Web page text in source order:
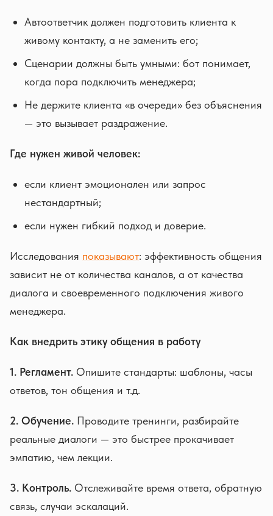
Автоответчик должен подготовить клиента к
живому контакту, а не заменить его;
Сценарии должны быть умными: бот понимает,
когда пора подключить менеджера;
Не держите клиента «в очереди» без объяснения
— это вызывает раздражение.
Где нужен живой человек:
если клиент эмоционален или запрос
нестандартный;
если нужен гибкий подход и доверие.
Исследования показывают: эффективность общения
зависит не от количества каналов, а от качества
диалога и своевременного подключения живого
менеджера.
Как внедрить этику общения в работу
1. Регламент. Опишите стандарты: шаблоны, часы
ответов, тон общения и т.д.
2. Обучение. Проводите тренинги, разбирайте
реальные диалоги — это быстрее прокачивает
эмпатию, чем лекции.
3. Контроль. Отслеживайте время ответа, обратную
связь, случаи эскалаций.